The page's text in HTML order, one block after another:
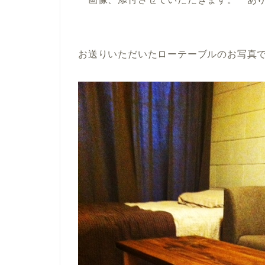
お送りいただいたローテーブルのお写真